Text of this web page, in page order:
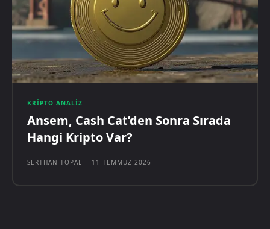
KRIPTO ANALIZ
Ansem, Cash Cat’den Sonra Sırada
Hangi Kripto Var?
SERTHAN TOPAL - 11 TEMMUZ 2026